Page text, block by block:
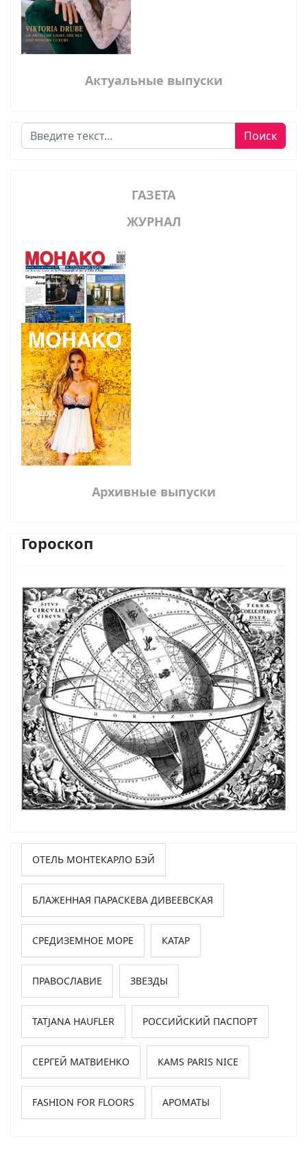
Актуальные выпуски
Поиск Поиск
ГАЗЕТА
ЖУРНАЛ
Архивные выпуски
Гороскоп
ОТЕЛЬ МОНТЕКАРЛО БЭЙ
БЛАЖЕННАЯ ПАРАСКЕВА ДИВЕЕВСКАЯ
СРЕДИЗЕМНОЕ МОРЕ КАТАР
ПРАВОСЛАВИЕ ЗВЕЗДЫ
TATJANA HAUFLER РОССИЙСКИЙ ПАСПОРТ
СЕРГЕЙ МАТВИЕНКО KAMS PARIS NICE
FASHION FOR FLOORS АРОМАТЫ